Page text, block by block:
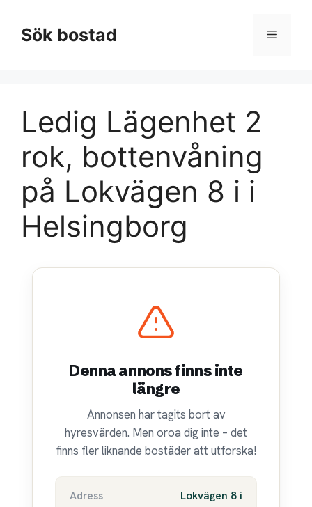
innehållSök bostad Meny
Ledig Lägenhet 2
rok, bottenvåning
på Lokvägen 8 i i
Helsingborg
Denna annons finns inte
längre
Annonsen har tagits bort av
hyresvärden. Men oroa dig inte – det
finns fler liknande bostäder att utforska!
Adress
Lokvägen 8 i